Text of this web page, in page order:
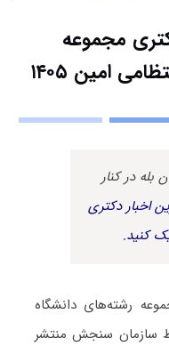
مجموعه
امین ۱۴۰۵
بله در کنار
اخبار دکتری
کنید.
رشته‌های دانشگاه
امین سال ۱۴۰۵ توسط سازمان سنجش منتشر